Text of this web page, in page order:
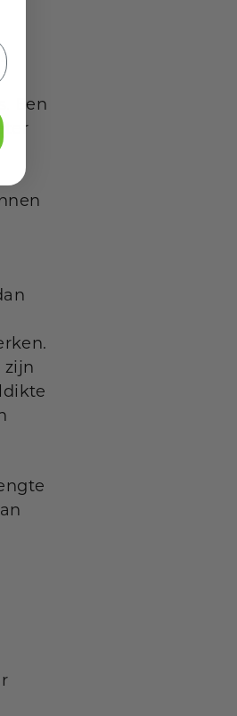
Een
zijn